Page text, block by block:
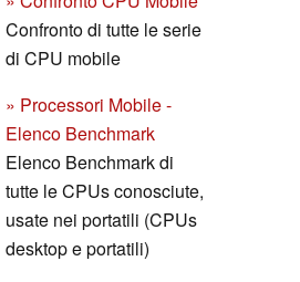
Confronto di tutte le serie
di CPU mobile
» Processori Mobile -
Elenco Benchmark
Elenco Benchmark di
tutte le CPUs conosciute,
usate nei portatili (CPUs
desktop e portatili)